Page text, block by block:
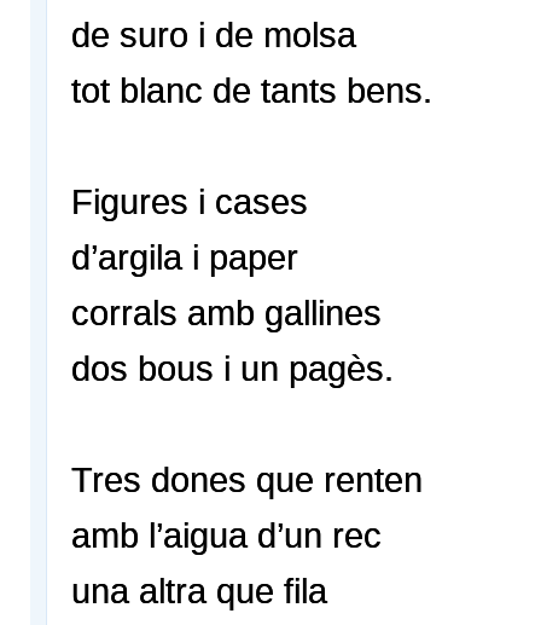
de suro i de molsa
tot blanc de tants bens.
Figures i cases
d’argila i paper
corrals amb gallines
dos bous i un pagès.
Tres dones que renten
amb l’aigua d’un rec
una altra que fila